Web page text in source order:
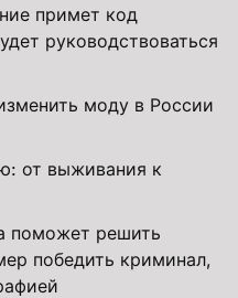
примет код
руководствоваться
моду в России
от выживания к
поможет решить
победить криминал,